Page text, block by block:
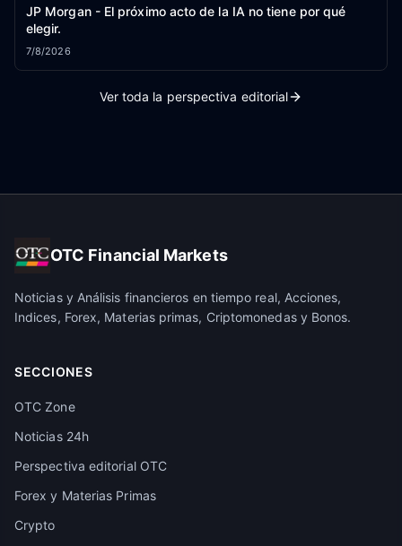
JP Morgan - El próximo acto de la IA no tiene por qué
elegir.
7/8/2026
Ver toda la perspectiva editorial
OTC Financial Markets
Noticias y Análisis financieros en tiempo real, Acciones,
Indices, Forex, Materias primas, Criptomonedas y Bonos.
SECCIONES
OTC Zone
Noticias 24h
Perspectiva editorial OTC
Forex y Materias Primas
Crypto